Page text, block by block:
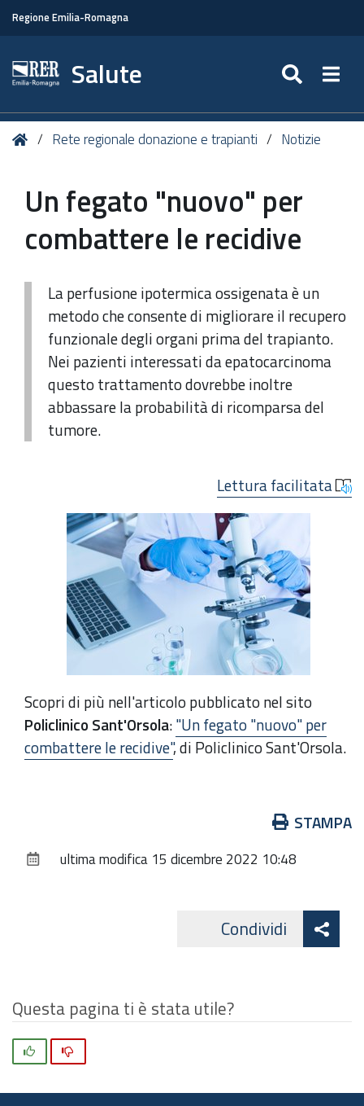
Regione Emilia-Romagna
Salute
Tu HomeRete regionale donazione e trapianti Notizie
Un fegato "nuovo" per
combattere le recidive
La perfusione ipotermica ossigenata è un
metodo che consente di migliorare il recupero
funzionale degli organi prima del trapianto.
Nei pazienti interessati da epatocarcinoma
questo trattamento dovrebbe inoltre
abbassare la probabilità di ricomparsa del
tumore.
Lettura facilitata
Scopri di più nell'articolo pubblicato nel sito
Policlinico Sant'Orsola:"Un fegato "nuovo" per
combattere le recidive", di Policlinico Sant'Orsola.
documento
STAMPA
ultima modifica 15 dicembre 2022 10:48
Condividi
Questa pagina ti è stata utile?